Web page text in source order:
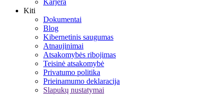
Kiti
Dokumentai
Blog
Kibernetinis saugumas
Atnaujinimai
Atsakomybės ribojimas
Teisinė atsakomybė
Privatumo politika
Prieinamumo deklaracija
Slapukų nustatymai